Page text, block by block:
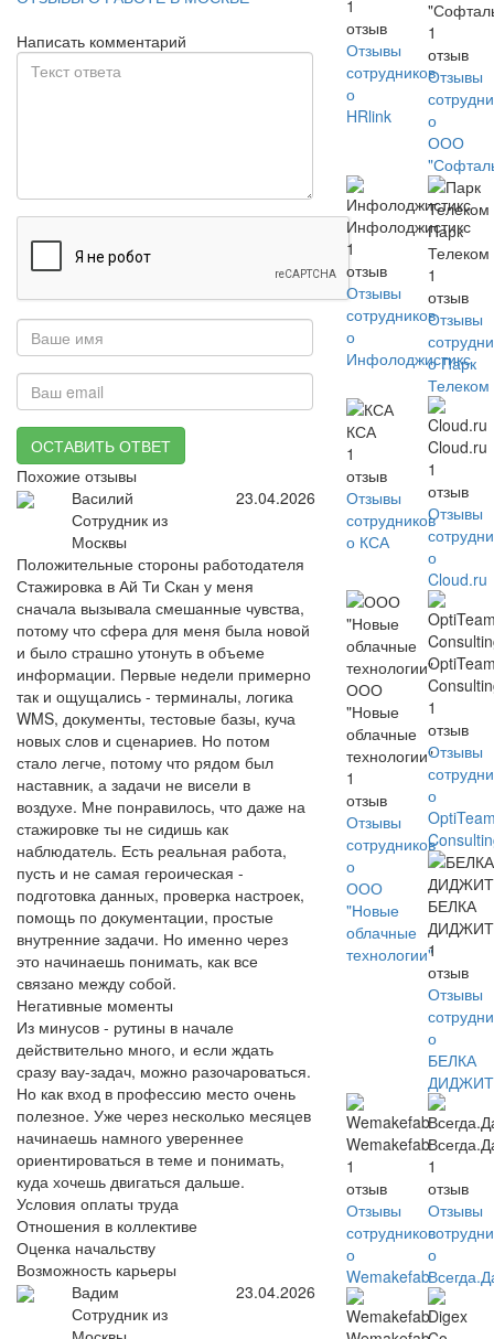
Написать комментарий
ОСТАВИТЬ ОТВЕТ
Похожие отзывы
Василий
Сотрудник из
Москвы
23.04.2026
Положительные стороны работодателя
Стажировка в Ай Ти Скан у меня
сначала вызывала смешанные чувства,
потому что сфера для меня была новой
и было страшно утонуть в объеме
информации. Первые недели примерно
так и ощущались - терминалы, логика
WMS, документы, тестовые базы, куча
новых слов и сценариев. Но потом
стало легче, потому что рядом был
наставник, а задачи не висели в
воздухе. Мне понравилось, что даже на
стажировке ты не сидишь как
наблюдатель. Есть реальная работа,
пусть и не самая героическая -
подготовка данных, проверка настроек,
помощь по документации, простые
внутренние задачи. Но именно через
это начинаешь понимать, как все
связано между собой.
Негативные моменты
Из минусов - рутины в начале
действительно много, и если ждать
сразу вау-задач, можно разочароваться.
Но как вход в профессию место очень
полезное. Уже через несколько месяцев
начинаешь намного увереннее
ориентироваться в теме и понимать,
куда хочешь двигаться дальше.
Условия оплаты труда
Отношения в коллективе
Оценка начальству
Возможность карьеры
Вадим
Сотрудник из
23.04.2026
1
отзыв
Отзывы
сотрудников
о
HRlink
1
отзыв
Отзывы
о
ООО
Инфолоджистикс
1
отзыв
Отзывы
сотрудников
о
Инфолоджистикс
Парк
Телеком
1
отзыв
Отзывы
о Парк
Телеком
КСА
1
отзыв
Отзывы
сотрудников
о КСА
Cloud.ru
1
отзыв
Отзывы
о
Cloud.ru
ООО
"Новые
облачные
технологии"
1
отзыв
Отзывы
сотрудников
о
ООО
"Новые
облачные
технологии"
1
отзыв
Отзывы
о
БЕЛКА
1
отзыв
Отзывы
о
БЕЛКА
Wemakefab
1
отзыв
Отзывы
сотрудников
о
Wemakefab
1
отзыв
Отзывы
о